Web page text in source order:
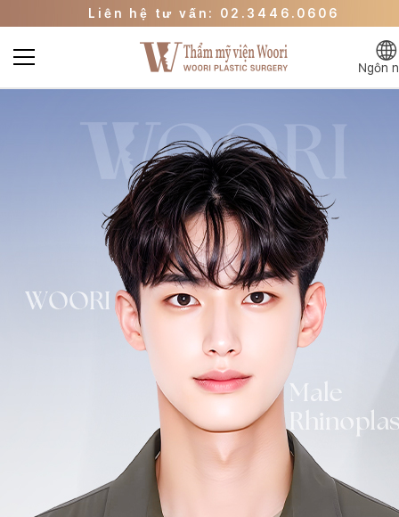
Liên hệ tư vấn: 02.3446.0606
Đi đến trang sự kiện
Đi đến WOORI Beauty Clinic
Liên hệ tư vấn: 02.3446.0606
Ngôn